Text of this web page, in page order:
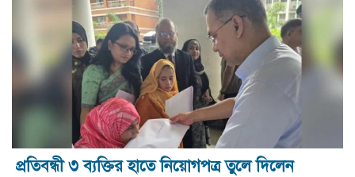
প্রতিবন্ধী ৩ ব্যক্তির হাতে নিয়োগপত্র তুলে দিলেন